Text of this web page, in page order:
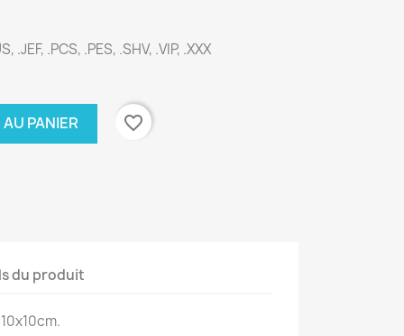
.JEF, .PCS, .PES, .SHV, .VIP, .XXX
PANIER favorite_border
du produit